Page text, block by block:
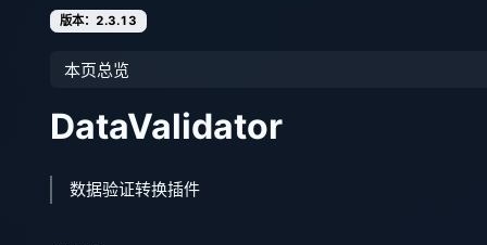
版本：2.3.13
本页总览
DataValidator
数据验证转换插件